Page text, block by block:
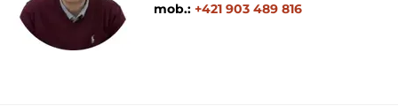
mob.: +421 903 489 816